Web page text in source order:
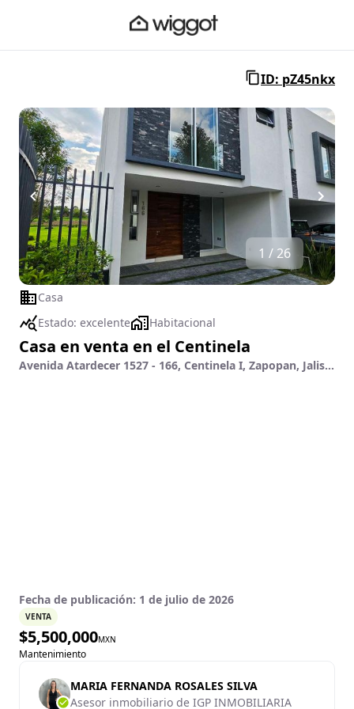
ID: pZ45nkx
1 / 26
Casa
Estado: excelente Habitacional
Casa en venta en el Centinela
Avenida Atardecer 1527 - 166, Centinela I, Zapopan, Jalisco
Fecha de publicación: 1 de julio de 2026
VENTA
$5,500,000MXN
Mantenimiento
MARIA FERNANDA ROSALES SILVA
Asesor inmobiliario de IGP INMOBILIARIA